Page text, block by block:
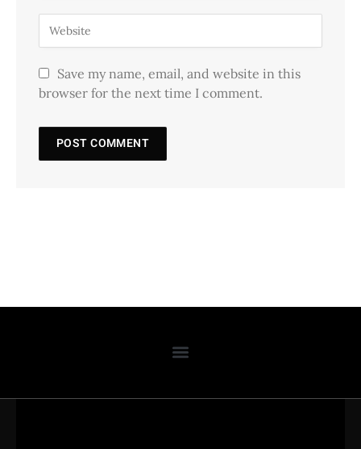
Save my name, email, and website in this
browser for the next time I comment.